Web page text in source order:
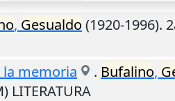
, Gesualdo (1920-1996).
la memoria
. Bufalino,
LITERATURA